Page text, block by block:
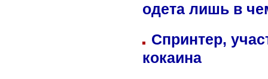
одета лишь в
Спринтер,
кокаина